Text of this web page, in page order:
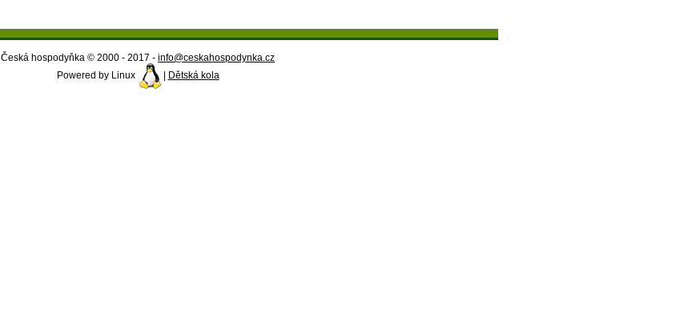
Česká hospodyňka © 2000 - 2017 - info@ceskahospodynka.cz
Powered by Linux
Dětská kola